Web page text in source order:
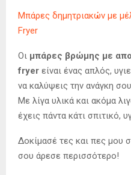
Μπάρες δημητριακών με
Fryer
Οι μπάρες βρώμης με
fryer είναι ένας απλός,
να καλύψεις την ανάγκη
Με λίγα υλικά και ακόμα
έχεις πάντα κάτι σπιτικό,
Δοκίμασέ τες και πες μου
σου άρεσε περισσότερο!